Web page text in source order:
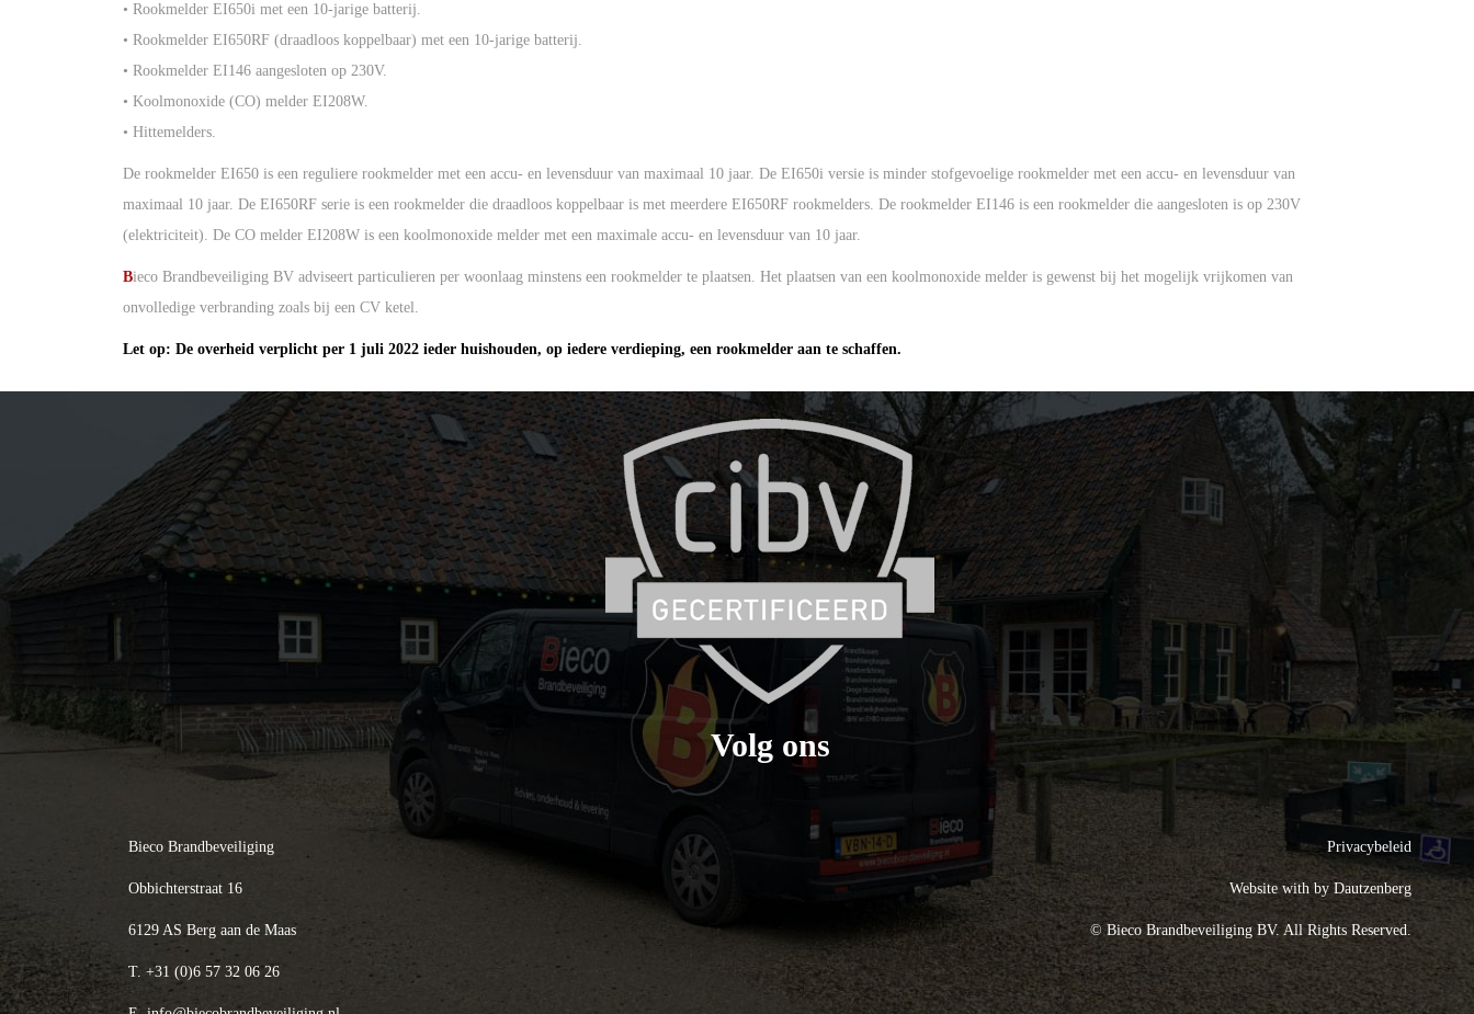
• Rookmelder EI650i met een 10-jarige batterij.
• Rookmelder EI650RF (draadloos koppelbaar) met een 10-jarige batterij.
• Rookmelder EI146 aangesloten op 230V.
• Koolmonoxide (CO) melder EI208W.
• Hittemelders.
De rookmelder EI650 is een reguliere rookmelder met een accu- en levensduur van maximaal 10 jaar. De EI650i versie is minder stofgevoelige rookmelder met een accu- en levensduur van
maximaal 10 jaar. De EI650RF serie is een rookmelder die draadloos koppelbaar is met meerdere EI650RF rookmelders. De rookmelder EI146 is een rookmelder die aangesloten is op 230V
(elektriciteit). De CO melder EI208W is een koolmonoxide melder met een maximale accu- en levensduur van 10 jaar.
Bieco Brandbeveiliging BV adviseert particulieren per woonlaag minstens een rookmelder te plaatsen. Het plaatsen van een koolmonoxide melder is gewenst bij het mogelijk vrijkomen van
onvolledige verbranding zoals bij een CV ketel.
Let op: De overheid verplicht per 1 juli 2022 ieder huishouden, op iedere verdieping, een rookmelder aan te schaffen.
Volg ons
Bieco Brandbeveiliging
Obbichterstraat 16
6129 AS Berg aan de Maas
T. +31 (0)6 57 32 06 26
Privacybeleid
Website withby Dautzenberg
© Bieco Brandbeveiliging BV. All Rights Reserved.